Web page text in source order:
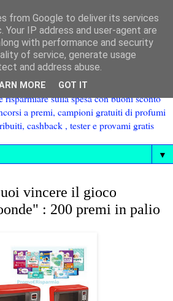
sulla spesa con buoni sconto
a premi, campioni gratuiti di profumi
cashback , tester e provami gratis
▼
vincere il gioco
: 200 premi in palio
from Google to deliver its services
Your IP address and user-agent are
with performance and security
of service, generate usage
and address abuse.
MORE GOT IT